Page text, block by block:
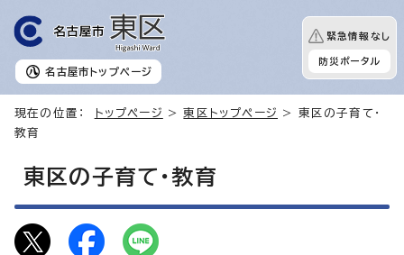
名古屋市 トップページ
緊急情報なし
防災ポータル
現在の位置： トップページ > 東区トップページ
> 東区の子育て・
教育
東区の子育て・教育